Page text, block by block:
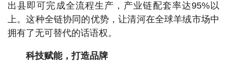
出县即可完成全流程生产，产业链配套率达95%以
上。这种全链协同的优势，让清河在全球羊绒市场中
拥有了无可替代的话语权。
科技赋能，打造品牌